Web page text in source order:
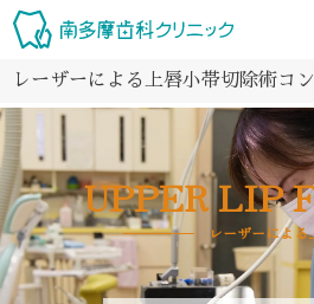
レーザーによる上唇小帯切除術コ
UPPER LIP
レーザーによ